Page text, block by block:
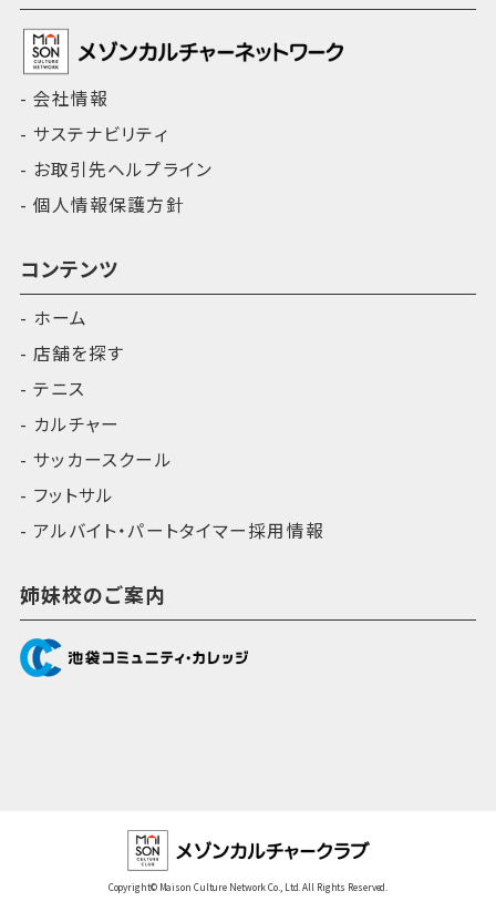
会社情報
サステナビリティ
お取引先ヘルプライン
個人情報保護方針
コンテンツ
ホーム
店舗を探す
テニス
カルチャー
サッカースクール
フットサル
アルバイト・パートタイマー採用情報
姉妹校のご案内
Copyright© Maison Culture Network Co., Ltd. All Rights Reserved.